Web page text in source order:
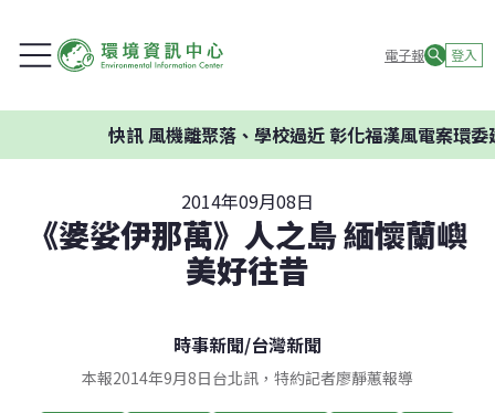
電子報 登入
風機離聚落、學校過近 彰化福漢風電案環委建議不
2014年09月08日
《婆娑伊那萬》人之島 緬懷蘭嶼
美好往昔
時事新聞/台灣新聞
本報2014年9月8日台北訊，特約記者廖靜蕙報導